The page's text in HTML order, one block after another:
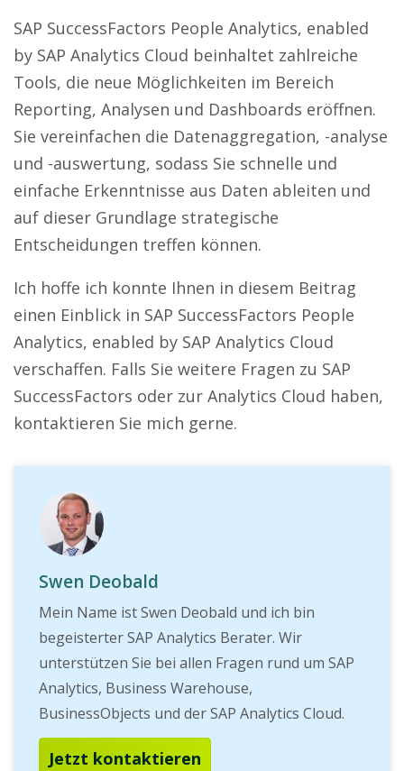
SAP SuccessFactors People Analytics, enabled
by SAP Analytics Cloud beinhaltet zahlreiche
Tools, die neue Möglichkeiten im Bereich
Reporting, Analysen und Dashboards eröffnen.
Sie vereinfachen die Datenaggregation, -analyse
und -auswertung, sodass Sie schnelle und
einfache Erkenntnisse aus Daten ableiten und
auf dieser Grundlage strategische
Entscheidungen treffen können.
Ich hoffe ich konnte Ihnen in diesem Beitrag
einen Einblick in SAP SuccessFactors People
Analytics, enabled by SAP Analytics Cloud
verschaffen. Falls Sie weitere Fragen zu SAP
SuccessFactors oder zur Analytics Cloud haben,
kontaktieren Sie mich gerne.
Swen Deobald
Mein Name ist Swen Deobald und ich bin
begeisterter SAP Analytics Berater. Wir
unterstützen Sie bei allen Fragen rund um SAP
Analytics, Business Warehouse,
BusinessObjects und der SAP Analytics Cloud.
Jetzt kontaktieren